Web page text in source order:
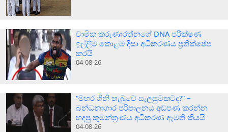
චාමික කරුණාරත්නගේ DNA පරීක්ෂණ
ඉල්ලීම කොළඹ දිසා අධිකරණය ප්‍රතික්ෂේප
කරයි
04-08-26
“මහර ගිනි තැබුවේ සැලසුමකටද?” –
බන්ධනාගාර පරිපාලනය අඩපණ කරන්න
හදපු කුමන්ත්‍රණය අධිකරණ ඇමති කියයි
04-08-26